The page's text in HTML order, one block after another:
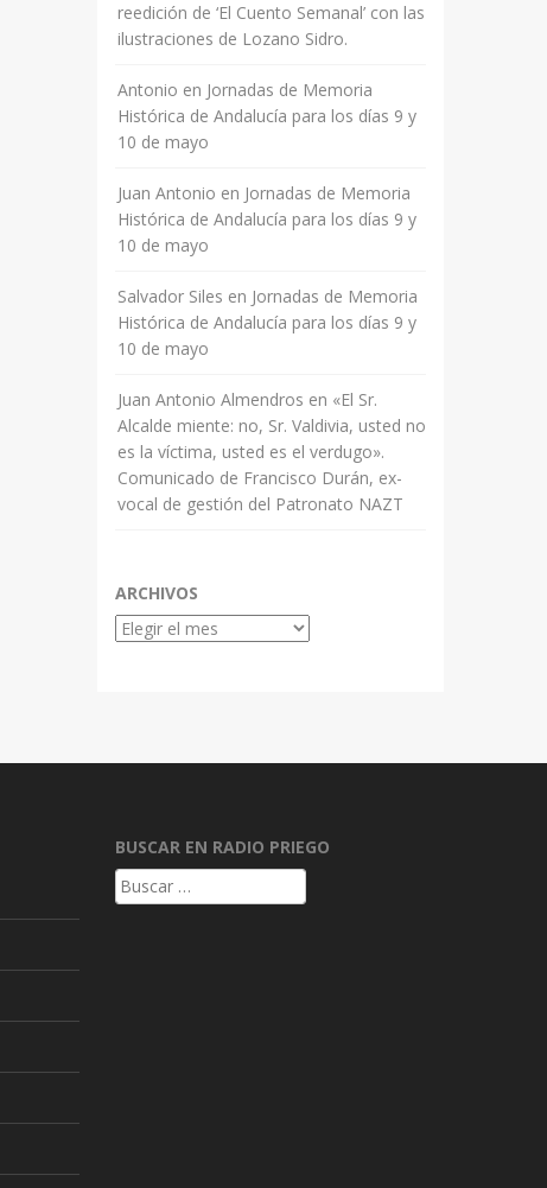
reedición de ‘El Cuento Semanal’ con las
ilustraciones de Lozano Sidro.
Antonio en Jornadas de Memoria
Histórica de Andalucía para los días 9 y
10 de mayo
Juan Antonio en Jornadas de Memoria
Histórica de Andalucía para los días 9 y
10 de mayo
Salvador Siles en Jornadas de Memoria
Histórica de Andalucía para los días 9 y
10 de mayo
Juan Antonio Almendros en «El Sr.
Alcalde miente: no, Sr. Valdivia, usted no
es la víctima, usted es el verdugo».
Comunicado de Francisco Durán, ex-
vocal de gestión del Patronato NAZT
ARCHIVOS
Archivos
BUSCAR EN RADIO PRIEGO
Buscar: